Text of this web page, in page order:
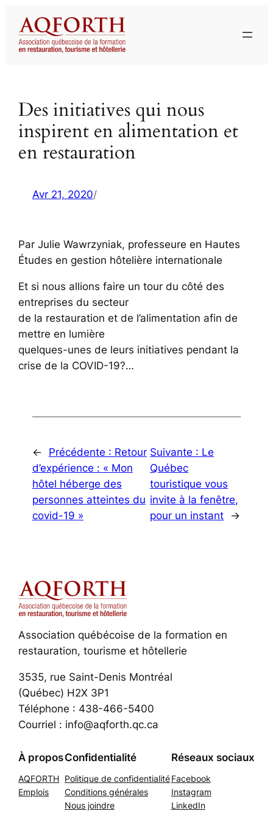
contenu
Des initiatives qui nous
inspirent en alimentation et
en restauration
Avr 21, 2020/
Par Julie Wawrzyniak, professeure en Hautes
Études en gestion hôtelière internationale
Et si nous allions faire un tour du côté des
entreprises du secteur
de la restauration et de l’alimentation afin de
mettre en lumière
quelques-unes de leurs initiatives pendant la
crise de la COVID-19?…
← Précédente : Retour
d’expérience : « Mon
hôtel héberge des
personnes atteintes du
covid-19 »
Suivante : Le
Québec
touristique vous
invite à la fenêtre,
pour un instant
→
Association québécoise de la formation en
restauration, tourisme et hôtellerie
3535, rue Saint-Denis Montréal
(Québec) H2X 3P1
Téléphone : 438-466-5400
Courriel : info@aqforth.qc.ca
À propos
AQFORTH
Emplois
Confidentialité
Politique de confidentialité
Conditions générales
Nous joindre
Réseaux sociaux
Facebook
Instagram
LinkedIn